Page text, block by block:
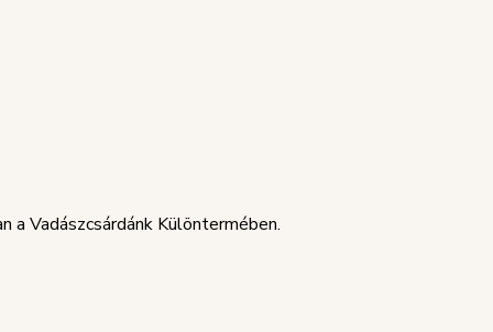
Vadászcsárdánk Különtermében.